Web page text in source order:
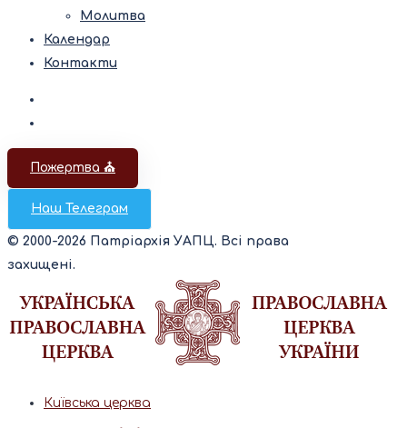
Молитва
Календар
Контакти
Пожертва ⛪️
Наш Телеграм
© 2000-2026 Патріархія УАПЦ. Всі права
захищені.
Київська церква